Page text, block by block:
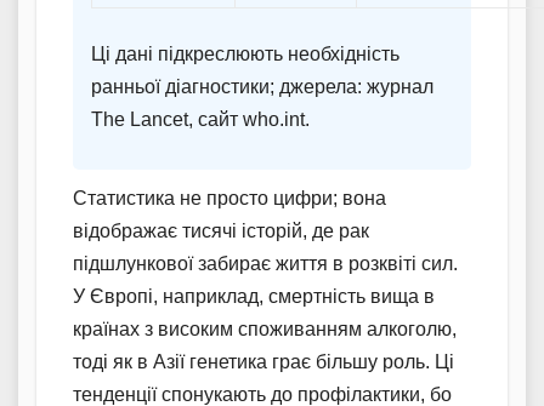
Ці дані підкреслюють необхідність
ранньої діагностики; джерела: журнал
The Lancet, сайт who.int.
Статистика не просто цифри; вона
відображає тисячі історій, де рак
підшлункової забирає життя в розквіті сил.
У Європі, наприклад, смертність вища в
країнах з високим споживанням алкоголю,
тоді як в Азії генетика грає більшу роль. Ці
тенденції спонукають до профілактики, бо